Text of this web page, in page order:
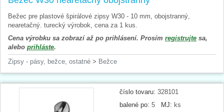
Bežec pre plastové špirálové zipsy W30 - 10 mm, obojstranný,
nearetačný. turecký výrobok, cena za 1 kus.
Cena výrobku sa zobrazí až po prihlásení. Prosím registrujte sa,
alebo prihláste.
Zipsy - pásy, bežce, ostatné > Bežce
číslo tovaru: 328101
balené po: 5 MJ: ks